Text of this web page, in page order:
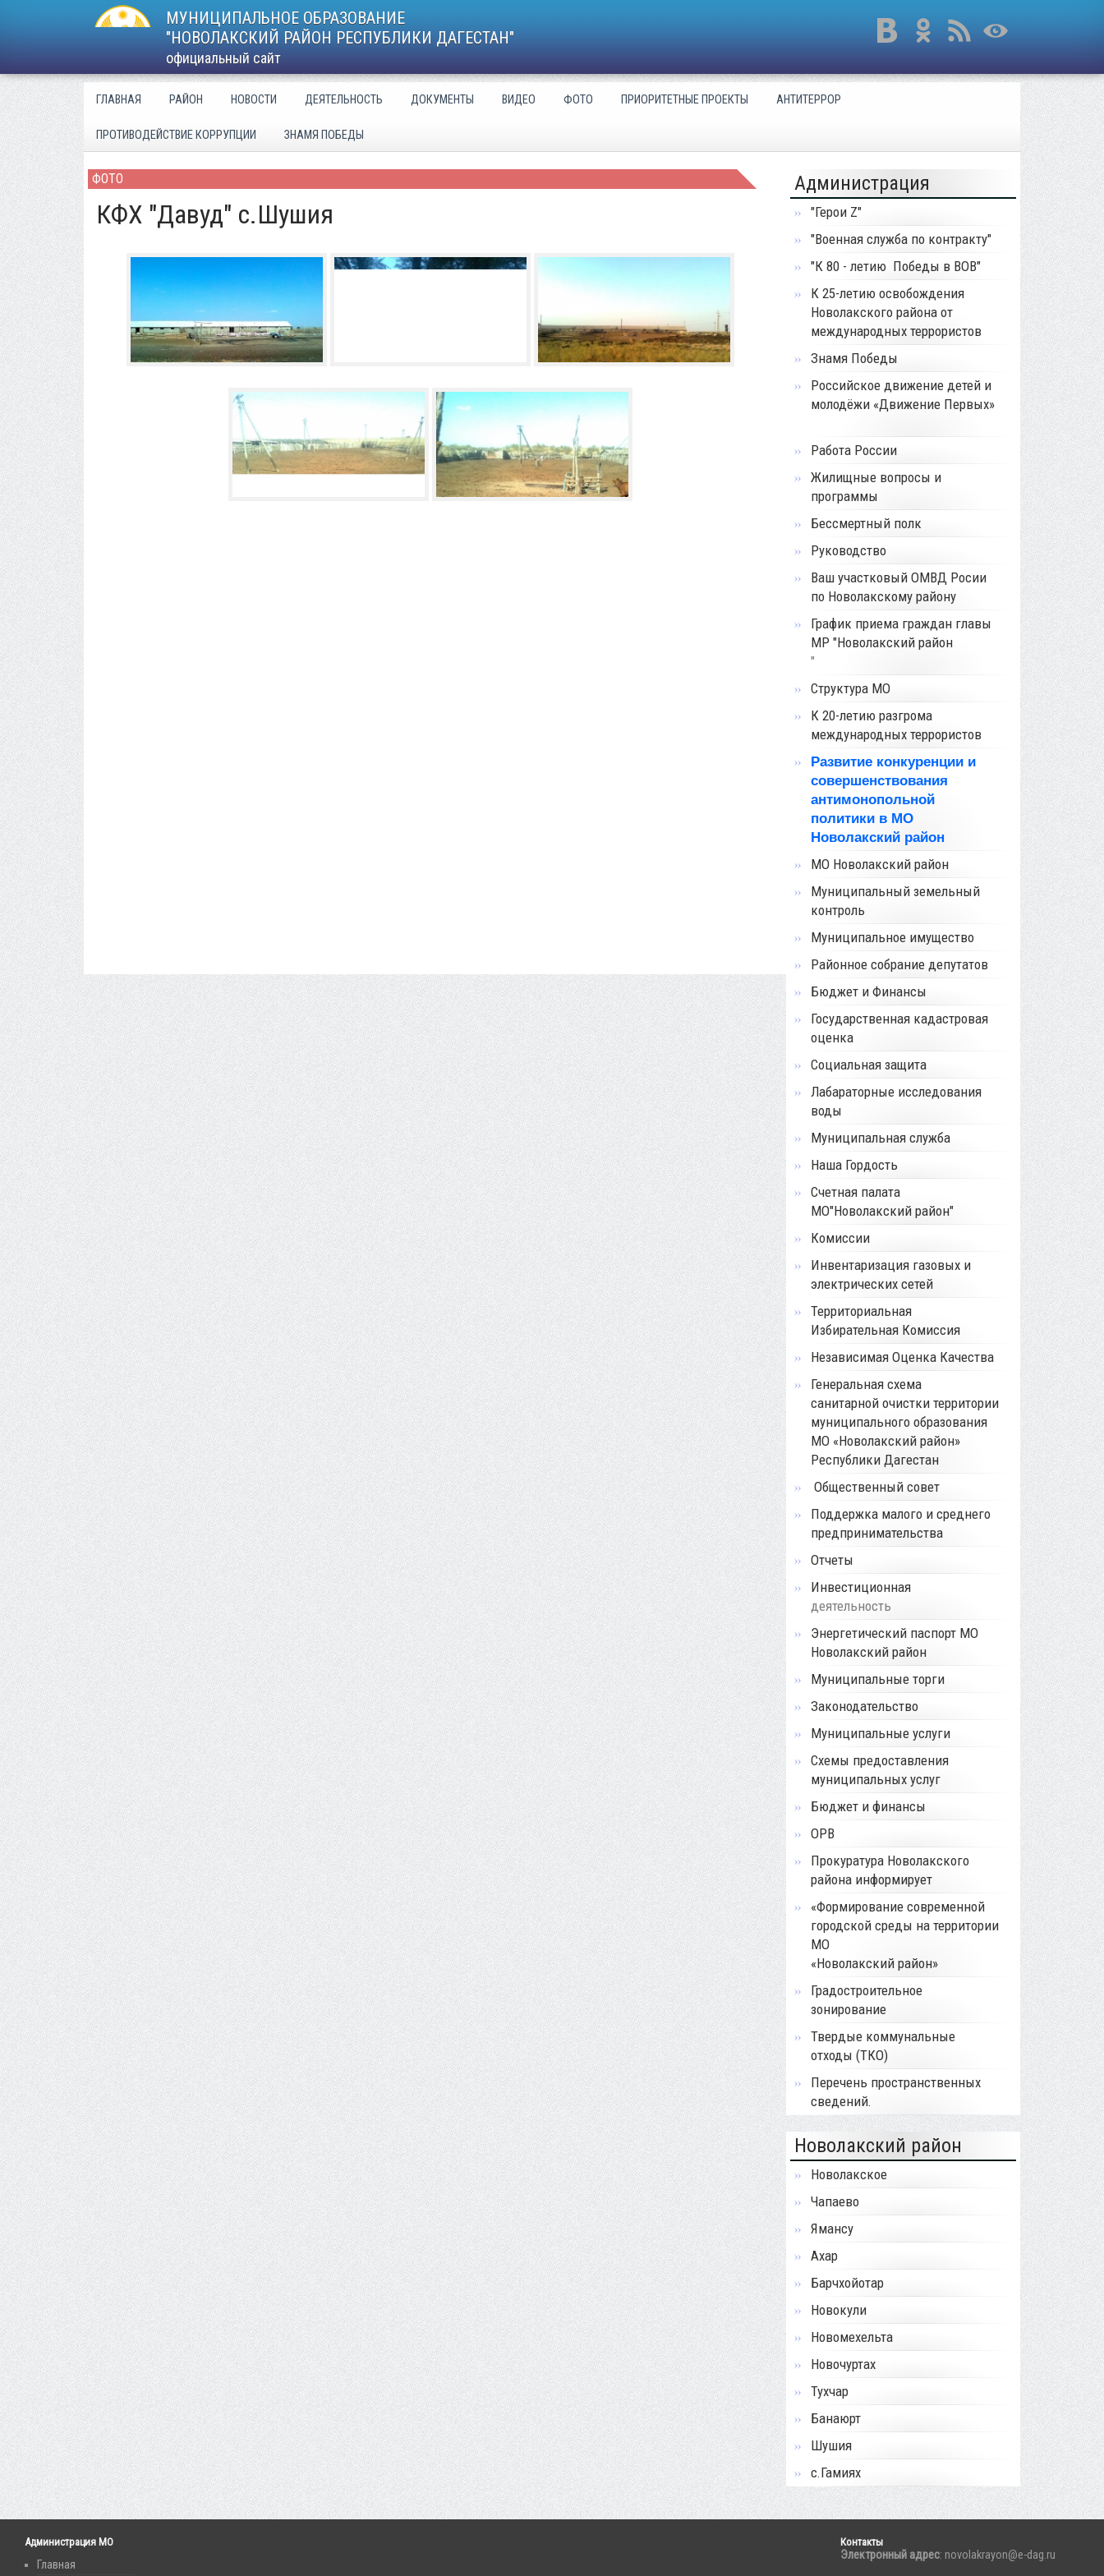
МУНИЦИПАЛЬНОЕ ОБРАЗОВАНИЕ
"НОВОЛАКСКИЙ РАЙОН РЕСПУБЛИКИ ДАГЕСТАН"
официальный сайт
ГЛАВНАЯ РАЙОН НОВОСТИ ДЕЯТЕЛЬНОСТЬ ДОКУМЕНТЫ ВИДЕО ФОТО ПРИОРИТЕТНЫЕ ПРОЕКТЫ АНТИТЕРРОР
ПРОТИВОДЕЙСТВИЕ КОРРУПЦИИ ЗНАМЯ ПОБЕДЫ
ФОТО
КФХ "Давуд" с.Шушия
Администрация
"Герои Z"
"Военная служба по контракту"
"К 80 - летию Победы в ВОВ"
К 25-летию освобождения
Новолакского района от
международных террористов
Знамя Победы
Российское движение детей и
молодёжи «Движение Первых»
Работа России
Жилищные вопросы и
программы
Бессмертный полк
Руководство
Ваш участковый ОМВД Росии
по Новолакскому району
График приема граждан главы
МР "Новолакский район
"
Структура МО
К 20-летию разгрома
международных террористов
Развитие конкуренции и
совершенствования
антимонопольной
политики в МО
Новолакский район
МО Новолакский район
Муниципальный земельный
контроль
Муниципальное имущество
Районное собрание депутатов
Бюджет и Финансы
Государственная кадастровая
оценка
Социальная защита
Лабараторные исследования
воды
Муниципальная служба
Наша Гордость
Счетная палата
МО"Новолакский район"
Комиссии
Инвентаризация газовых и
электрических сетей
Территориальная
Избирательная Комиссия
Независимая Оценка Качества
Генеральная схема
санитарной очистки территории
муниципального образования
МО «Новолакский район»
Республики Дагестан
Общественный совет
Поддержка малого и среднего
предпринимательства
Отчеты
Инвестиционная
деятельность
Энергетический паспорт МО
Новолакский район
Муниципальные торги
Законодательство
Муниципальные услуги
Схемы предоставления
муниципальных услуг
Бюджет и финансы
ОРВ
Прокуратура Новолакского
района информирует
«Формирование современной
городской среды на территории
МО
«Новолакский район»
Градостроительное
зонирование
Твердые коммунальные
отходы (ТКО)
Перечень пространственных
сведений.
Новолакский район
Новолакское
Чапаево
Ямансу
Ахар
Барчхойотар
Новокули
Новомехельта
Новочуртах
Тухчар
Банаюрт
Шушия
с.Гамиях
Администрация МО
Главная
Контакты
Электронный адрес: novolakrayon@e-dag.ru